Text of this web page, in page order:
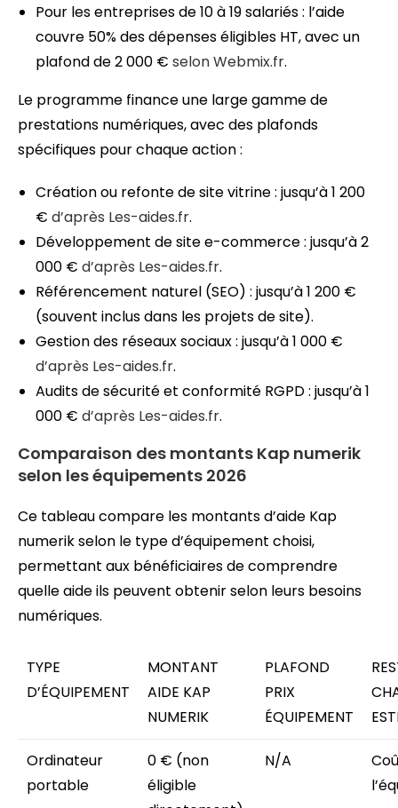
Pour les entreprises de 10 à 19 salariés : l’aide
couvre 50% des dépenses éligibles HT, avec un
plafond de 2 000 € selon Webmix.fr.
Le programme finance une large gamme de
prestations numériques, avec des plafonds
spécifiques pour chaque action :
Création ou refonte de site vitrine : jusqu’à 1 200
€ d’après Les-aides.fr.
Développement de site e-commerce : jusqu’à 2
000 € d’après Les-aides.fr.
Référencement naturel (SEO) : jusqu’à 1 200 €
(souvent inclus dans les projets de site).
Gestion des réseaux sociaux : jusqu’à 1 000 €
d’après Les-aides.fr.
Audits de sécurité et conformité RGPD : jusqu’à 1
000 € d’après Les-aides.fr.
Comparaison des montants Kap numerik
selon les équipements 2026
Ce tableau compare les montants d’aide Kap
numerik selon le type d’équipement choisi,
permettant aux bénéficiaires de comprendre
quelle aide ils peuvent obtenir selon leurs besoins
numériques.
TYPE
D’ÉQUIPEMENT
MONTANT
AIDE KAP
NUMERIK
PLAFOND
PRIX
ÉQUIPEMENT
Ordinateur
portable
0 € (non
éligible
N/A